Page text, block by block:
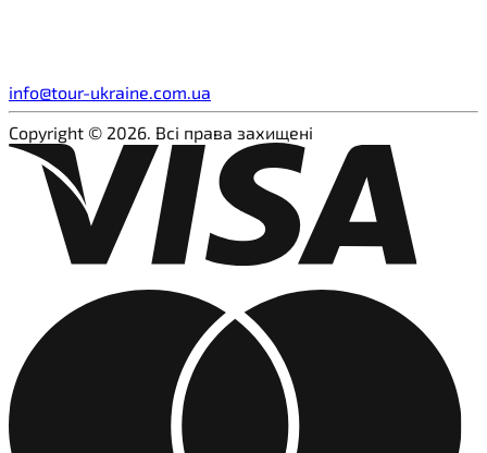
info@tour-ukraine.com.ua
Copyright © 2026. Всі права захищені